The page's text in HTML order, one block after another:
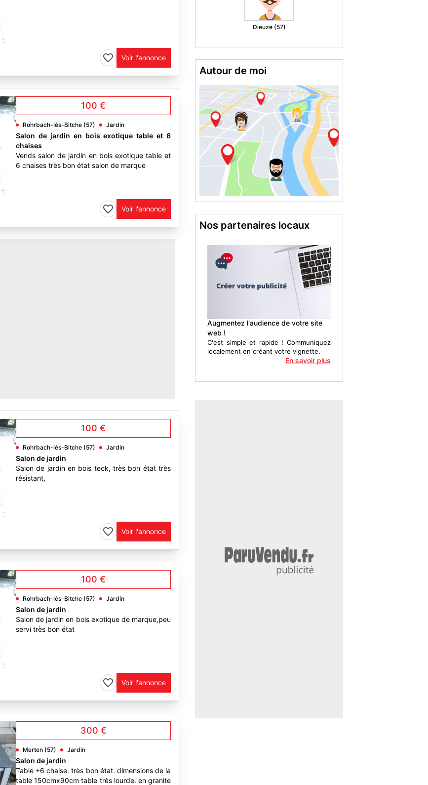
Voir l'annonce
100 €
Rohrbach-lès-Bitche (57) Jardin
Salon de jardin en bois exotique table et 6
chaises
Vends salon de jardin en bois exotique table et
6 chaises très bon état salon de marque
Voir l'annonce
100 €
Rohrbach-lès-Bitche (57) Jardin
Salon de jardin
Salon de jardin en bois teck, très bon état très
résistant,
Voir l'annonce
100 €
Rohrbach-lès-Bitche (57) Jardin
Salon de jardin
Salon de jardin en bois exotique de marque,peu
servi très bon état
Voir l'annonce
300 €
Merten (57) Jardin
Salon de jardin
Table +6 chaise. très bon état. dimensions de la
table 150cmx90cm table très lourde. en granite
Oullins (69)
Autour de moi
Nos partenaires locaux
Augmentez l'audience de votre site
web !
C'est simple et rapide ! Communiquez
localement en créant votre vignette.
En savoir plus